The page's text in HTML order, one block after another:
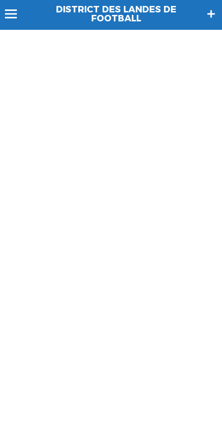
DISTRICT DES LANDES DE
FOOTBALL